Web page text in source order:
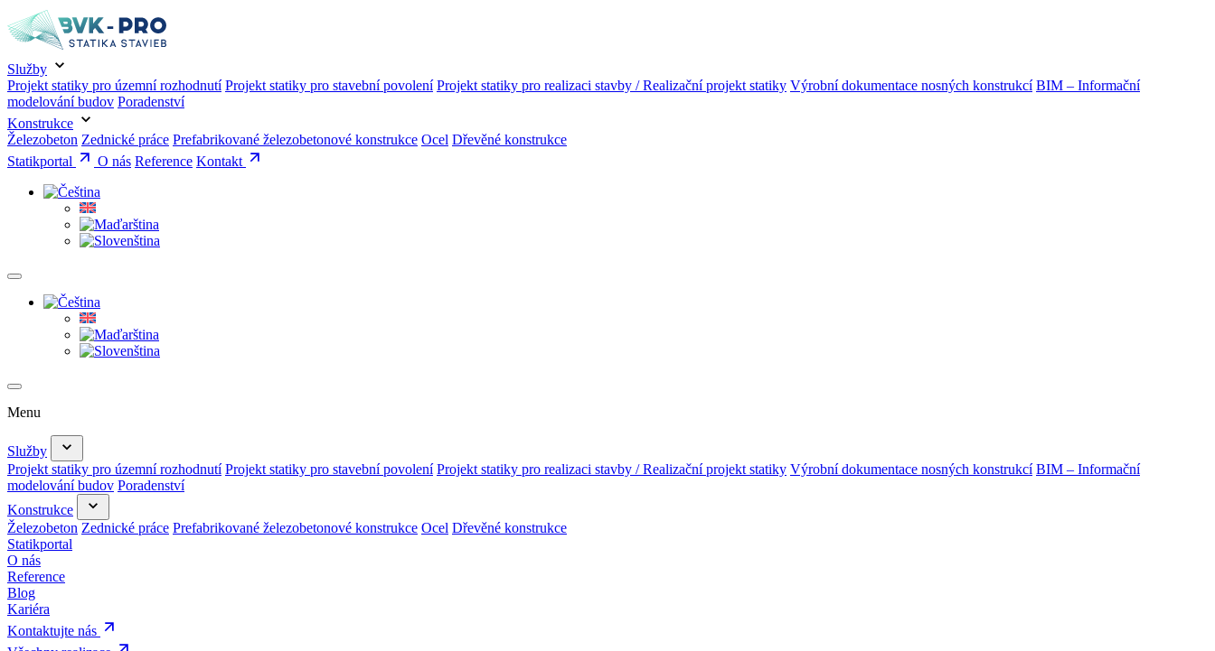
Služby
Projekt statiky pro územní rozhodnutí Projekt statiky pro stavební povolení Projekt statiky pro realizaci stavby / Realizační projekt statiky Výrobní dokumentace nosných konstrukcí BIM – Informační
modelování budov Poradenství
Konstrukce
Železobeton Zednické práce Prefabrikované železobetonové konstrukce Ocel Dřevěné konstrukce
Statikportal
O nás Reference Kontakt
Menu
Služby
Projekt statiky pro územní rozhodnutí Projekt statiky pro stavební povolení Projekt statiky pro realizaci stavby / Realizační projekt statiky Výrobní dokumentace nosných konstrukcí BIM – Informační
modelování budov Poradenství
Konstrukce
Železobeton Zednické práce Prefabrikované železobetonové konstrukce Ocel Dřevěné konstrukce
Statikportal
O nás
Reference
Blog
Kariéra
Kontaktujte nás